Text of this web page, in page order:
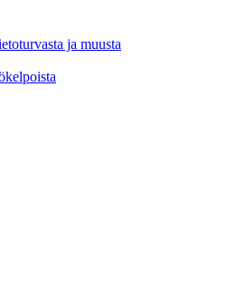
ja muusta